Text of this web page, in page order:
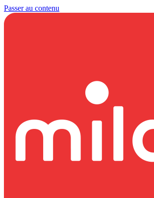
Passer au contenu